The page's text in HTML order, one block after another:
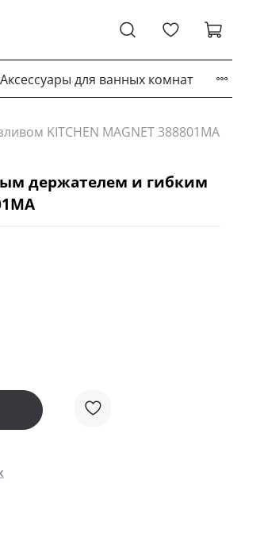
Аксессуары для ванных комнат
KITCHEN MAGNET 388801MA
держателем и гибким